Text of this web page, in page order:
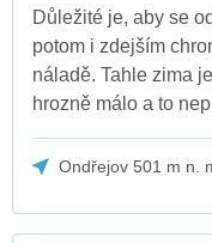
Důležité je, aby se
potom i zdejším
náladě. Tahle zima
hrozně málo a to
Ondřejov 501 m n.